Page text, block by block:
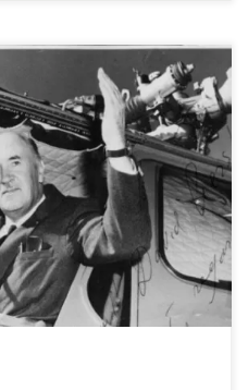
6 июня (по старому
Киеве родился выдающий
украинского
Сикорский — пионер
многомоторных самолетов,
на аппаратах с жестко
позднее – конструктор
[…]